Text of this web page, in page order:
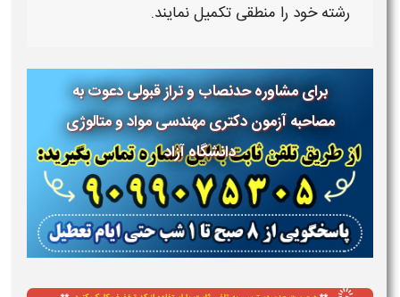
رشته خود را منطقی تکمیل نمایند.
برای مشاوره حدنصاب و تراز قبولی دعوت به
مصاحبه آزمون دکتریمهندسی مواد و متالوژی
دانشگاه آزاد